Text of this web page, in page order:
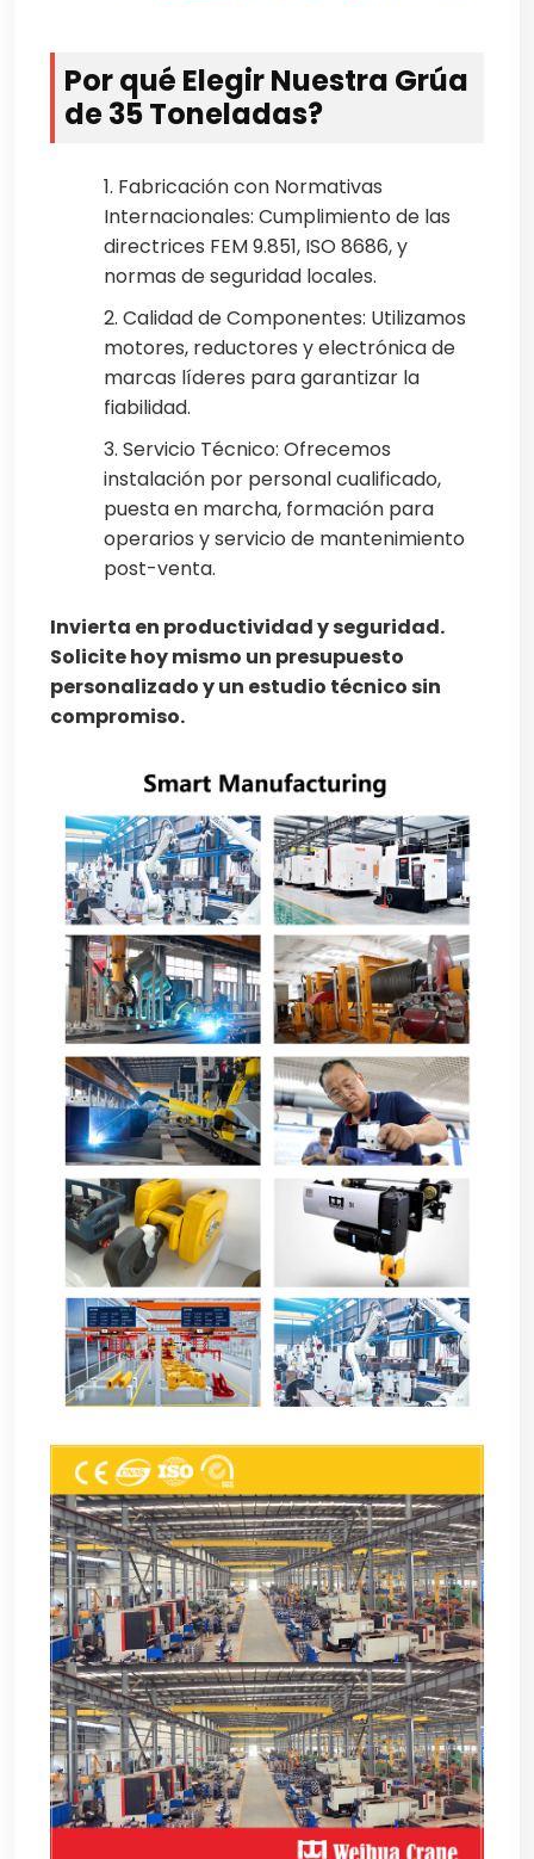
Por qué Elegir Nuestra Grúa
de 35 Toneladas?
1. Fabricación con Normativas
Internacionales: Cumplimiento de las
directrices FEM 9.851, ISO 8686, y
normas de seguridad locales.
2. Calidad de Componentes: Utilizamos
motores, reductores y electrónica de
marcas líderes para garantizar la
fiabilidad.
3. Servicio Técnico: Ofrecemos
instalación por personal cualificado,
puesta en marcha, formación para
operarios y servicio de mantenimiento
post-venta.
Invierta en productividad y seguridad.
Solicite hoy mismo un presupuesto
personalizado y un estudio técnico sin
compromiso.